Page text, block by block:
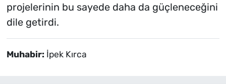
projelerinin bu sayede daha da güçleneceğini
dile getirdi.
Muhabir: İpek Kırca